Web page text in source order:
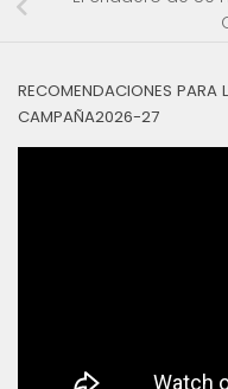
RECOMENDACIONES PARA
CAMPAÑA2026-27